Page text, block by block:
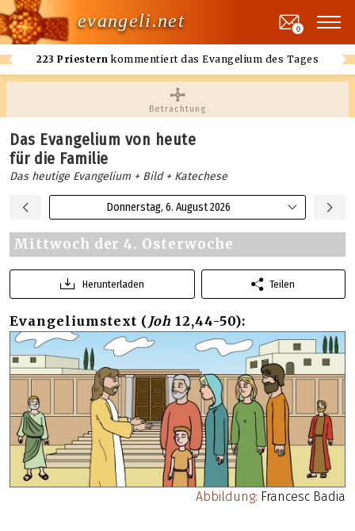
evangeli.net
223 Priestern kommentiert das Evangelium des Tages
0
Betrachtung
Das Evangelium von heute
für die Familie
Das heutige Evangelium + Bild + Katechese
Donnerstag, 6. August 2026
Mittwoch der 4. Osterwoche
Herunterladen Teilen
Evangeliumstext ( Joh 12,44-50):
Abbildung: Francesc Badia